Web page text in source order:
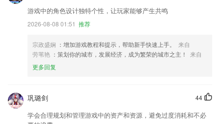
游戏中的角色设计独特个性，让玩家能够产生共鸣
2026-08-08 01:51 推荐
宗政盛娴 ：增加游戏教程和提示，帮助新手快速上手。
来自
劳苇艳 ：策划你的城市，发展经济，成为繁荣的城市之主！
来自
更多回复
44
巩璐剑
学会合理规划和管理游戏中的资产和资源，避免过度消耗和不必